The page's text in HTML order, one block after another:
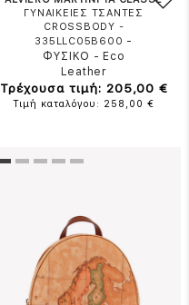
ΓΥΝΑΙΚΕΙΕΣ ΤΣΑΝΤΕΣ
CROSSBODY -
335LLC05B600 -
ΦΥΣΙΚΟ - Eco
Leather
Τρέχουσα τιμή: 205,00 €
Τιμή καταλόγου: 258,00 €